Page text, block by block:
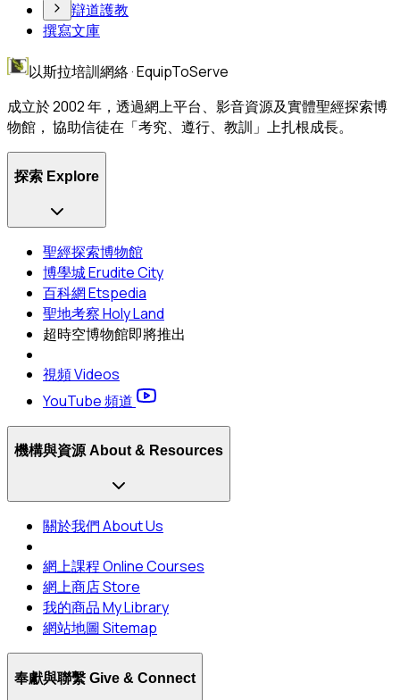
辯道護教
撰寫文庫
以斯拉培訓網絡 · EquipToServe
成立於 2002 年，透過網上平台、影音資源及實體聖經探索博
物館， 協助信徒在「考究、遵行、教訓」上扎根成長。
探索 Explore
聖經探索博物館
博學城 Erudite City
百科網 Etspedia
聖地考察 Holy Land
超時空博物館即將推出
視頻 Videos
YouTube 頻道
機構與資源 About & Resources
關於我們 About Us
網上課程 Online Courses
網上商店 Store
我的商品 My Library
網站地圖 Sitemap
奉獻與聯繫 Give & Connect